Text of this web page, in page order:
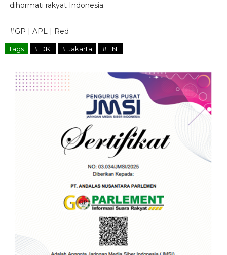
dihormati rakyat Indonesia.
#GP | APL | Red
Tags # DKI # Jakarta # TNI